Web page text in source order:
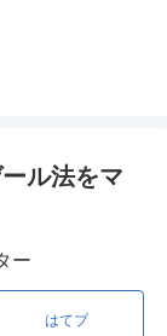
ル法をマ
はてブ